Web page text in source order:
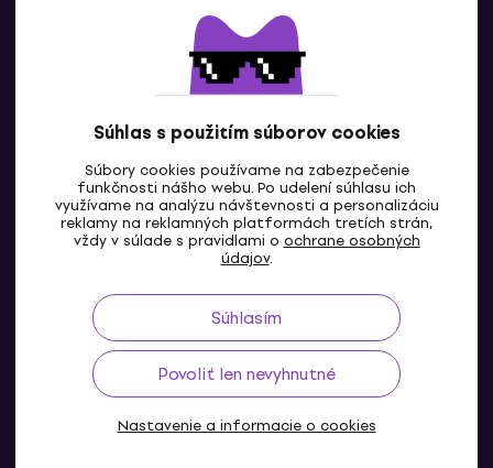
Súhlas s použitím súborov cookies
Súbory cookies používame na zabezpečenie
funkčnosti nášho webu. Po udelení súhlasu ich
využívame na analýzu návštevnosti a personalizáciu
reklamy na reklamných platformách tretích strán,
vždy v súlade s pravidlami o ochrane osobných
údajov.
Súhlasím
Povoliť len nevyhnutné
Nastavenie a informacie o cookies
SK